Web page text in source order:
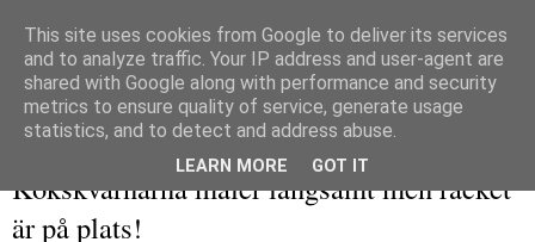
Kökskvarnarna maler långsamt men räcket
är på plats!
This site uses cookies from Google to deliver its services
and to analyze traffic. Your IP address and user-agent are
shared with Google along with performance and security
metrics to ensure quality of service, generate usage
statistics, and to detect and address abuse.
LEARN MORE GOT IT